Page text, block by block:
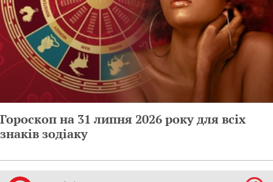
Гороскоп на 31 липня 2026 року для всіх
знаків зодіаку